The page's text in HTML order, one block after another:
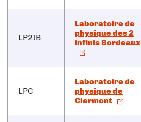
LP2IB
Laboratoire de
physique des 2
infinis Bordeaux
LPC
Laboratoire de
physique de
Clermont